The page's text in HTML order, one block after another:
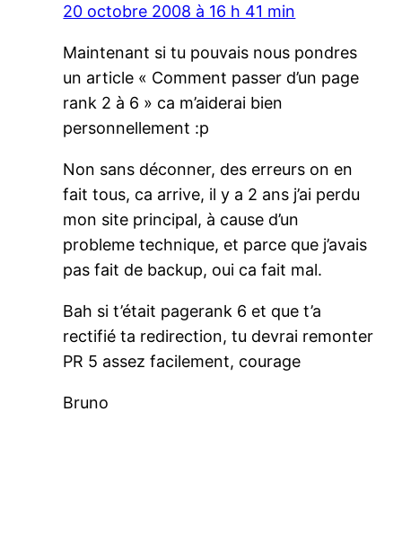
20 octobre 2008 à 16 h 41 min
Maintenant si tu pouvais nous pondres
un article « Comment passer d’un page
rank 2 à 6 » ca m’aiderai bien
personnellement :p
Non sans déconner, des erreurs on en
fait tous, ca arrive, il y a 2 ans j’ai perdu
mon site principal, à cause d’un
probleme technique, et parce que j’avais
pas fait de backup, oui ca fait mal.
Bah si t’était pagerank 6 et que t’a
rectifié ta redirection, tu devrai remonter
PR 5 assez facilement, courage
Bruno